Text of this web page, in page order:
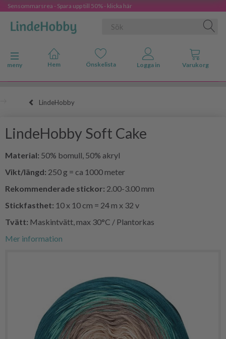
Sensommarsrea - Spara upp till 50% - klicka här
Ändra navigering
meny
LindeHobby
LindeHobby Soft Cake
Material: 50% bomull, 50% akryl
Vikt/längd: 250 g = ca 1000 meter
Rekommenderade stickor: 2.00-3.00 mm
Stickfasthet: 10 x 10 cm = 24 m x 32 v
Tvätt: Maskintvätt, max 30°C / Plantorkas
Mer information